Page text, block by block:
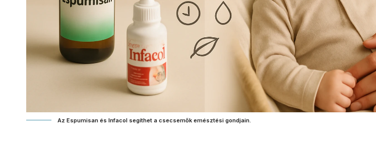
Az Espumisan és Infacol segíthet a csecsemők emésztési gondjain.